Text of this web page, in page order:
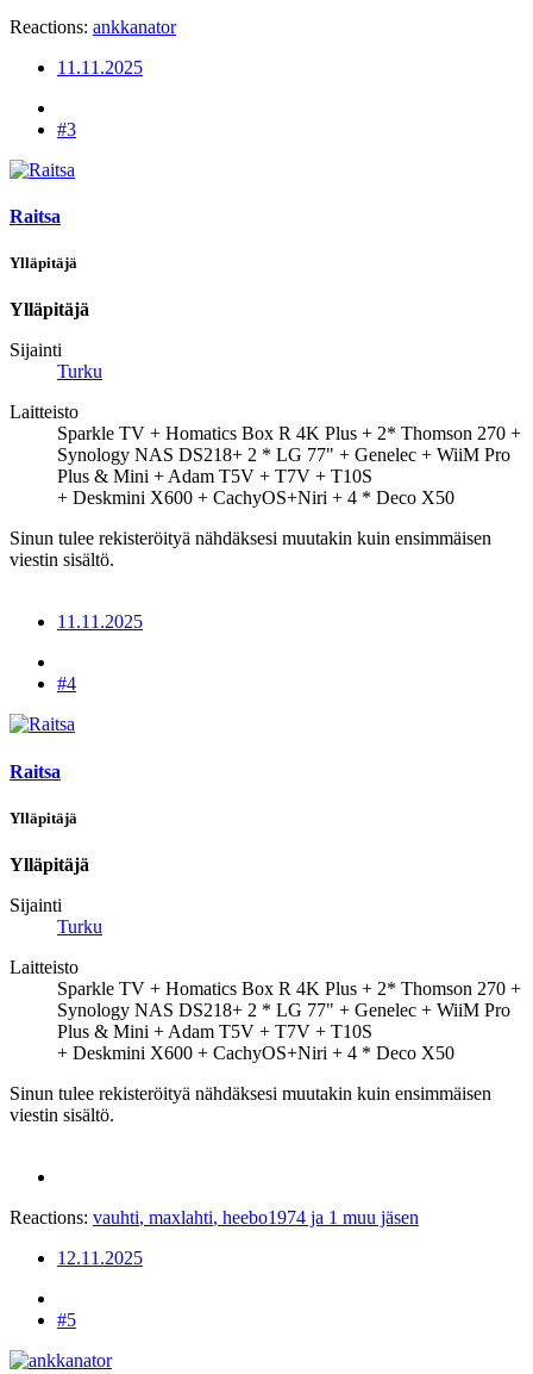
Reactions: ankkanator
11.11.2025
#3
Raitsa
Ylläpitäjä
Ylläpitäjä
Sijainti
Turku
Laitteisto
Sparkle TV + Homatics Box R 4K Plus + 2* Thomson 270 +
Synology NAS DS218+ 2 * LG 77" + Genelec + WiiM Pro
Plus & Mini + Adam T5V + T7V + T10S
+ Deskmini X600 + CachyOS+Niri + 4 * Deco X50
Sinun tulee rekisteröityä nähdäksesi muutakin kuin ensimmäisen
viestin sisältö.
11.11.2025
#4
Raitsa
Ylläpitäjä
Ylläpitäjä
Sijainti
Turku
Laitteisto
Sparkle TV + Homatics Box R 4K Plus + 2* Thomson 270 +
Synology NAS DS218+ 2 * LG 77" + Genelec + WiiM Pro
Plus & Mini + Adam T5V + T7V + T10S
+ Deskmini X600 + CachyOS+Niri + 4 * Deco X50
Sinun tulee rekisteröityä nähdäksesi muutakin kuin ensimmäisen
viestin sisältö.
Reactions: vauhti, maxlahti, heebo1974 ja 1 muu jäsen
12.11.2025
#5